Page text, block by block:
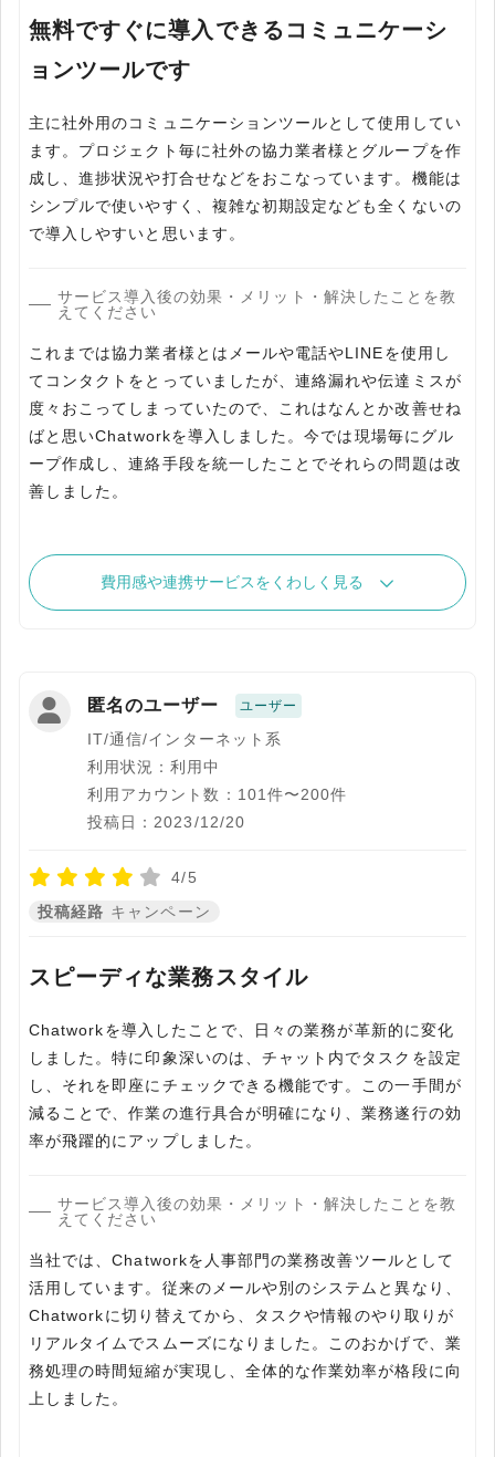
無料ですぐに導入できるコミュニケーシ
ョンツールです
主に社外用のコミュニケーションツールとして使用してい
ます。プロジェクト毎に社外の協力業者様とグループを作
成し、進捗状況や打合せなどをおこなっています。機能は
シンプルで使いやすく、複雑な初期設定なども全くないの
で導入しやすいと思います。
サービス導入後の効果・メリット・解決したことを教
えてください
これまでは協力業者様とはメールや電話やLINEを使用し
てコンタクトをとっていましたが、連絡漏れや伝達ミスが
度々おこってしまっていたので、これはなんとか改善せね
ばと思いChatworkを導入しました。今では現場毎にグル
ープ作成し、連絡手段を統一したことでそれらの問題は改
善しました。
費用感や連携サービスをくわしく見る
匿名のユーザー ユーザー
IT/通信/インターネット系
利用状況：利用中
利用アカウント数：101件〜200件
投稿日：2023/12/20
4/5
投稿経路 キャンペーン
スピーディな業務スタイル
Chatworkを導入したことで、日々の業務が革新的に変化
しました。特に印象深いのは、チャット内でタスクを設定
し、それを即座にチェックできる機能です。この一手間が
減ることで、作業の進行具合が明確になり、業務遂行の効
率が飛躍的にアップしました。
サービス導入後の効果・メリット・解決したことを教
えてください
当社では、Chatworkを人事部門の業務改善ツールとして
活用しています。従来のメールや別のシステムと異なり、
Chatworkに切り替えてから、タスクや情報のやり取りが
リアルタイムでスムーズになりました。このおかげで、業
務処理の時間短縮が実現し、全体的な作業効率が格段に向
上しました。